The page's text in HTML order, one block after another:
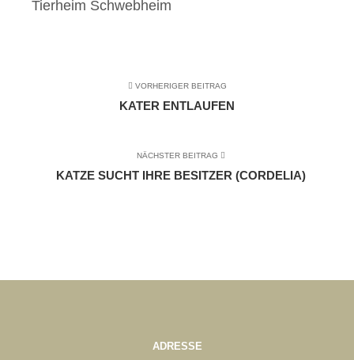
Tierheim Schwebheim
VORHERIGER BEITRAG
KATER ENTLAUFEN
NÄCHSTER BEITRAG
KATZE SUCHT IHRE BESITZER (CORDELIA)
ADRESSE